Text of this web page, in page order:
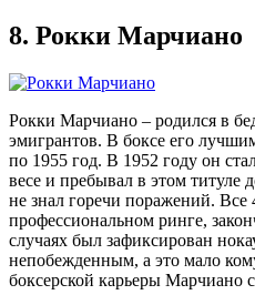
8. Рокки Марчиано
Рокки Марчиано – родился в
эмигрантов. В боксе его
по 1955 год. В 1952 году он
весе и пребывал в этом титуле
не знал горечи поражений.
профессиональном ринге,
случаях был зафиксирован
непобежденным, а это мало
боксерской карьеры Марчиано